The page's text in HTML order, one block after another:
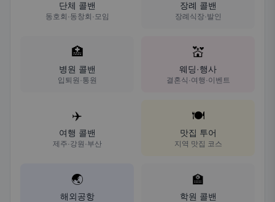
단체 콜밴
동호회·동창회·모임
장례 콜밴
장례식장·발인
🏥
병원 콜밴
입퇴원·통원
💒
웨딩·행사
결혼식·여행·이벤트
✈️
여행 콜밴
제주·강원·부산
🍽️
맛집 투어
지역 맛집 코스
🌏
해외공항
🏫
학원 콜밴